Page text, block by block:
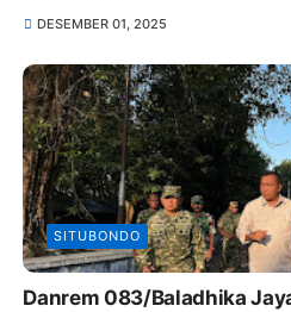
DESEMBER 01, 2025
SITUBONDO
Danrem 083/Baladhika